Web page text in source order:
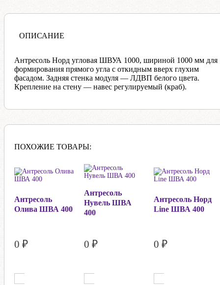
ОПИСАНИЕ
Антресоль Норд угловая ШВУА 1000, шириной 1000 мм для
формирования прямого угла с откидным вверх глухим
фасадом. Задняя стенка модуля — ЛДВП белого цвета.
Крепление на стену — навес регулируемый (краб).
ПОХОЖИЕ ТОВАРЫ:
Антресоль
Олива ШВА 400
0 ₽
Антресоль
Нувель ШВА
400
0 ₽
Антресоль Норд
Line ШВА 400
0 ₽